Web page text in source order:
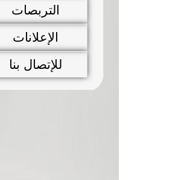
التربصات
الإعلانات
للإتصال بنا